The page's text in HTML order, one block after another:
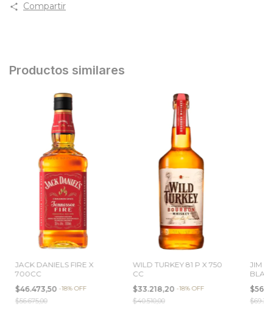
Compartir
Productos similares
JACK DANIELS FIRE X
700CC
$46.473,50 -18%OFF
$56.675,00
WILD TURKEY 81 P X 750
CC
$33.218,20 -18%OFF
$40.510,00
JIM